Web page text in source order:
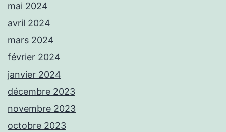
mai 2024
avril 2024
mars 2024
février 2024
janvier 2024
décembre 2023
novembre 2023
octobre 2023